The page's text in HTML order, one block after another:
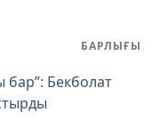
БАРЛЫҒЫ
Бекболат